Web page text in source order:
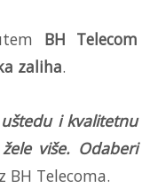
BH Telecom
zaliha.
i kvalitetnu
više. Odaberi
BH Telecoma.